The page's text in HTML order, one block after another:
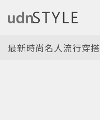
最新時尚名人流行穿搭